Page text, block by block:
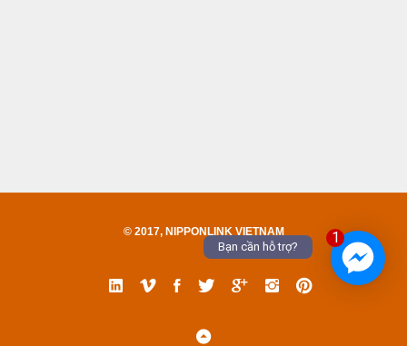
1
Bạn cần hỗ trợ?
© 2017, NIPPONLINK VIETNAM
LinkedVimeoFacebook
TwitterGoogleInstgram
Pinterest
Back